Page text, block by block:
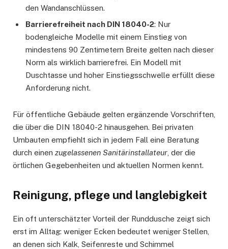
den Wandanschlüssen.
Barrierefreiheit nach DIN 18040-2: Nur
bodengleiche Modelle mit einem Einstieg von
mindestens 90 Zentimetern Breite gelten nach dieser
Norm als wirklich barrierefrei. Ein Modell mit
Duschtasse und hoher Einstiegsschwelle erfüllt diese
Anforderung nicht.
Für öffentliche Gebäude gelten ergänzende Vorschriften,
die über die DIN 18040-2 hinausgehen. Bei privaten
Umbauten empfiehlt sich in jedem Fall eine Beratung
durch einen zugelassenen Sanitärinstallateur , der die
örtlichen Gegebenheiten und aktuellen Normen kennt.
Reinigung, pflege und langlebigkeit
Ein oft unterschätzter Vorteil der Runddusche zeigt sich
erst im Alltag: weniger Ecken bedeutet weniger Stellen,
an denen sich Kalk, Seifenreste und Schimmel